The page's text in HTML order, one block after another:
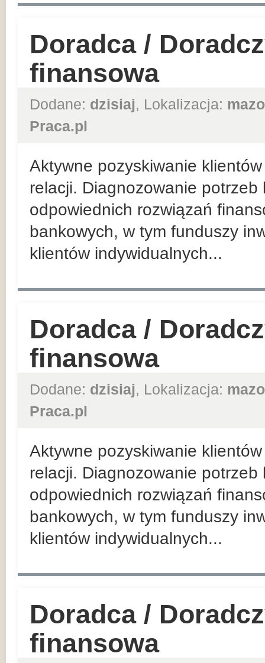
Doradca /
finansowa
Dodane: dzisiaj, Lokalizacja:
Praca.pl
Aktywne pozyskiwanie
relacji. Diagnozowanie
odpowiednich rozwiązań
bankowych, w tym funduszy
klientów indywidualnych...
Doradca /
finansowa
Dodane: dzisiaj, Lokalizacja:
Praca.pl
Aktywne pozyskiwanie
relacji. Diagnozowanie
odpowiednich rozwiązań
bankowych, w tym funduszy
klientów indywidualnych...
Doradca /
finansowa